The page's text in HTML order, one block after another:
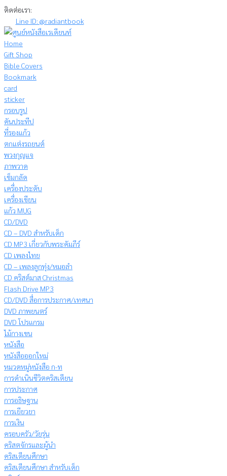
Skip
content
ติดต่อเรา:
Line ID: @radiantbook
Home
Gift Shop
Bible Covers
Bookmark
card
sticker
กรอบรูป
คันประทีป
ที่รองแก้ว
ตกแต่งรถยนต์
พวงกุญแจ
ภาพวาด
เข็มกลัด
เครื่องประดับ
เครื่องเขียน
แก้ว MUG
CD/DVD
CD – DVD สำหรับเด็ก
CD MP3 เกี่ยวกับพระคัมภีร์
CD เพลงไทย
CD – เพลงลูกทุ่ง/หมอลำ
CD คริสต์มาส Christmas
Flash Drive MP3
CD/DVD สื่อการประกาศ/เทศนา
DVD ภาพยนตร์
DVD โปรแกรม
ไม้กางเขน
หนังสือ
หนังสือออกใหม่
หมวดหมู่หนังสือ ก-ท
การดำเนินชีวิตคริสเตียน
การประกาศ
การอธิษฐาน
การเยียวยา
การเงิน
ครอบครัว/วัยรุ่น
คริสตจักรและผู้นำ
คริสเตียนศึกษา
คริสเตียนศึกษา สำหรับเด็ก